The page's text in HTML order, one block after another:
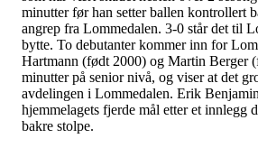
minutter før han setter ballen kontrollert
angrep fra Lommedalen. 3-0 står det til
bytte. To debutanter kommer inn for
Hartmann (født 2000) og Martin Berger
minutter på senior nivå, og viser at det
avdelingen i Lommedalen. Erik
hjemmelagets fjerde mål etter et innlegg
bakre stolpe.